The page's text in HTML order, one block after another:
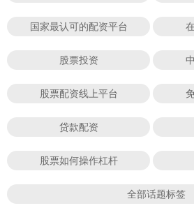
国家最认可的配资平台
股票投资
股票配资线上平台
贷款配资
股票如何操作杠杆
全部话题标签